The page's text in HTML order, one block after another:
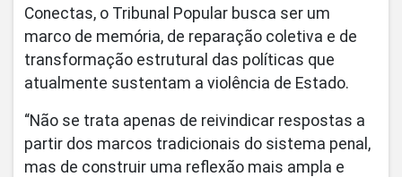
Conectas, o Tribunal Popular busca ser um
marco de memória, de reparação coletiva e de
transformação estrutural das políticas que
atualmente sustentam a violência de Estado.
“Não se trata apenas de reivindicar respostas a
partir dos marcos tradicionais do sistema penal,
mas de construir uma reflexão mais ampla e